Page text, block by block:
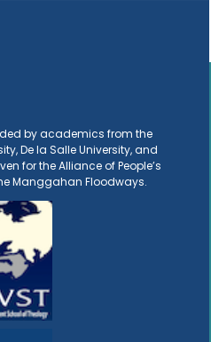
by academics from the
De la Salle University, and
for the Alliance of People’s
Manggahan Floodways.